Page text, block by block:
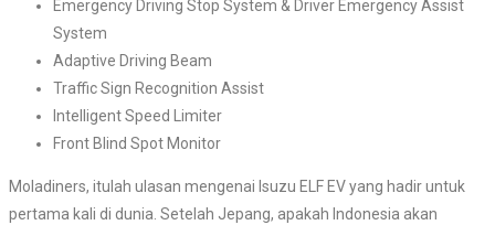
Emergency Driving Stop System & Driver Emergency Assist
System
Adaptive Driving Beam
Traffic Sign Recognition Assist
Intelligent Speed Limiter
Front Blind Spot Monitor
Moladiners, itulah ulasan mengenai Isuzu ELF EV yang hadir untuk
pertama kali di dunia. Setelah Jepang, apakah Indonesia akan